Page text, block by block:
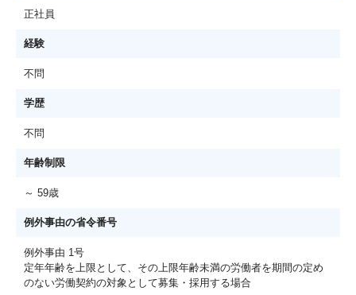
正社員
経験
不問
学歴
不問
年齢制限
～ 59歳
例外事由の省令番号
例外事由 1号
定年年齢を上限として、その上限年齢未満の労働者を期間の定め
のない労働契約の対象として募集・採用する場合